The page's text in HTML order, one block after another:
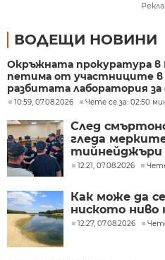
ВОДЕЩИ НОВИНИ
Окръжната прокуратура в
петима от участниците в
разбитата лаборатория
10:59, 07.08.2026 Чете се за: 02:50
След
гледа
тийнейджъри
12:21, 07.08.2026
Как може да
ниското ниво
12:27, 07.08.2026